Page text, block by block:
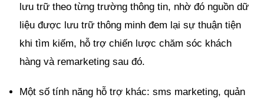
lưu trữ theo từng trường thông tin, nhờ đó nguồn dữ
liệu được lưu trữ thông minh đem lại sự thuận tiện
khi tìm kiếm, hỗ trợ chiến lược chăm sóc khách
hàng và remarketing sau đó.
Một số tính năng hỗ trợ khác: sms marketing, quản